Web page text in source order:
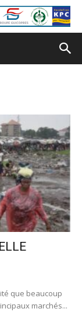
que beaucoup
marchés...